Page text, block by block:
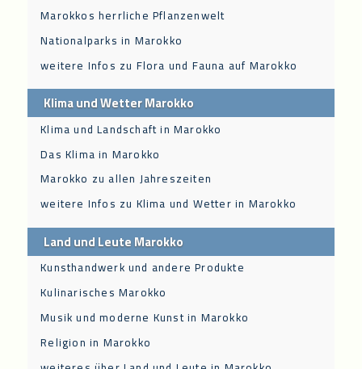
Marokkos herrliche Pflanzenwelt
Nationalparks in Marokko
weitere Infos zu Flora und Fauna auf Marokko
Klima und Wetter Marokko
Klima und Landschaft in Marokko
Das Klima in Marokko
Marokko zu allen Jahreszeiten
weitere Infos zu Klima und Wetter in Marokko
Land und Leute Marokko
Kunsthandwerk und andere Produkte
Kulinarisches Marokko
Musik und moderne Kunst in Marokko
Religion in Marokko